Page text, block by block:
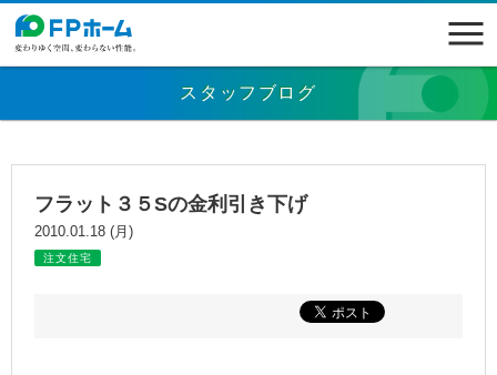
スタッフブログ
フラット３５Sの金利引き下げ
2010.01.18 (月)
注文住宅